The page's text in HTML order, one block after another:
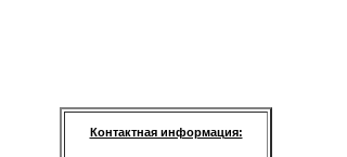
Контактная информация: